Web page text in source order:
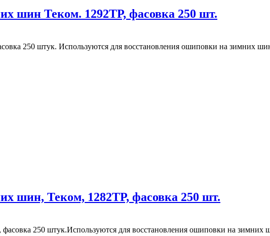
шин Теком. 1292ТР, фасовка 250 шт.
250 штук. Используются для восстановления ошиповки на зимних
шин, Теком, 1282ТР, фасовка 250 шт.
250 штук.Используются для восстановления ошиповки на зимних